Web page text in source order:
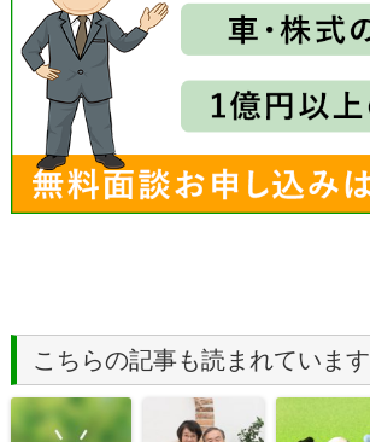
こちらの記事も読まれています